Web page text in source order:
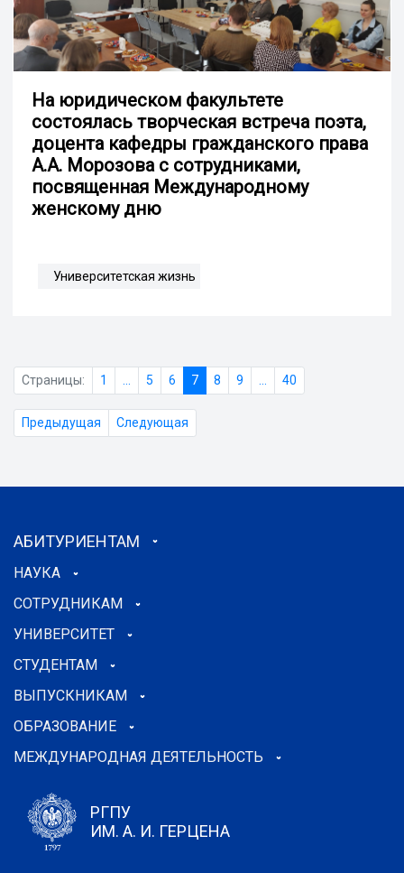
На юридическом факультете
состоялась творческая встреча поэта,
доцента кафедры гражданского права
А.А. Морозова с сотрудниками,
посвященная Международному
женскому дню
Университетская жизнь
Страницы: 1 5 6 7 8 9 40
Предыдущая Следующая
АБИТУРИЕНТАМ
НАУКА
СОТРУДНИКАМ
УНИВЕРСИТЕТ
СТУДЕНТАМ
ВЫПУСКНИКАМ
ОБРАЗОВАНИЕ
МЕЖДУНАРОДНАЯ ДЕЯТЕЛЬНОСТЬ
РГПУ
ИМ. А. И. ГЕРЦЕНА